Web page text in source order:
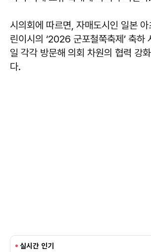
시의회에 따르면, 자매도시인 일본
린이시의 ‘2026 군포철쭉축제’ 축
일 각각 방문해 의회 차원의 협력 강
다.